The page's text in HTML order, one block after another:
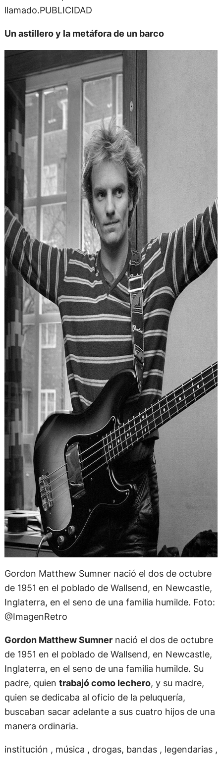
llamado.PUBLICIDAD
Un astillero y la metáfora de un barco
Gordon Matthew Sumner nació el dos de octubre
de 1951 en el poblado de Wallsend, en Newcastle,
Inglaterra, en el seno de una familia humilde. Foto:
@ImagenRetro
Gordon Matthew Sumnernació el dos de octubre
de 1951 en el poblado de Wallsend, en Newcastle,
Inglaterra, en el seno de una familia humilde. Su
padre, quien trabajó como lechero, y su madre,
quien se dedicaba al oficio de la peluquería,
buscaban sacar adelante a sus cuatro hijos de una
manera ordinaria.
institución , música , drogas, bandas , legendarias ,